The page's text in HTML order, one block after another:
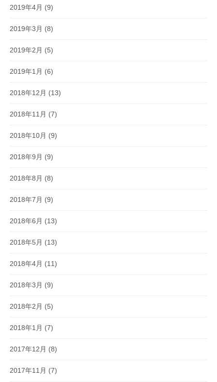
2019年4月 (9)
2019年3月 (8)
2019年2月 (5)
2019年1月 (6)
2018年12月 (13)
2018年11月 (7)
2018年10月 (9)
2018年9月 (9)
2018年8月 (8)
2018年7月 (9)
2018年6月 (13)
2018年5月 (13)
2018年4月 (11)
2018年3月 (9)
2018年2月 (5)
2018年1月 (7)
2017年12月 (8)
2017年11月 (7)